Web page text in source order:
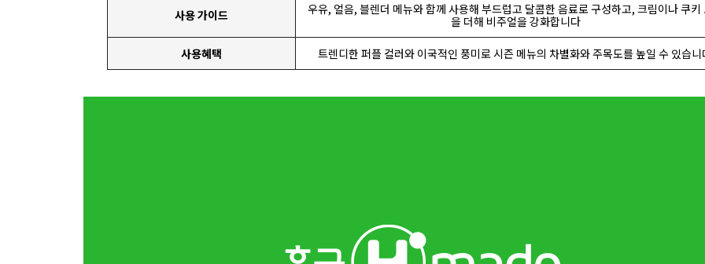
사용 가이드
우유, 얼음, 블렌더 메뉴와 함께 사용해 부드럽고 달콤한 음료로 구성하고, 크림이나 쿠키
을 더해 비주얼을 강화합니다
사용혜택 트렌디한 퍼플 컬러와 이국적인 풍미로 시즌 메뉴의 차별화와 주목도를 높일 수 있습니